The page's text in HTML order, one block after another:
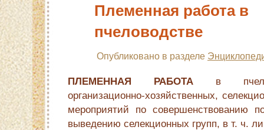
Племенная работа в
пчеловодстве
Опубликовано в разделе
ПЛЕМЕННАЯ РАБОТА в
организационно-хозяйственных,
мероприятий по совершенствованию
выведению селекционных групп, в т. ч.